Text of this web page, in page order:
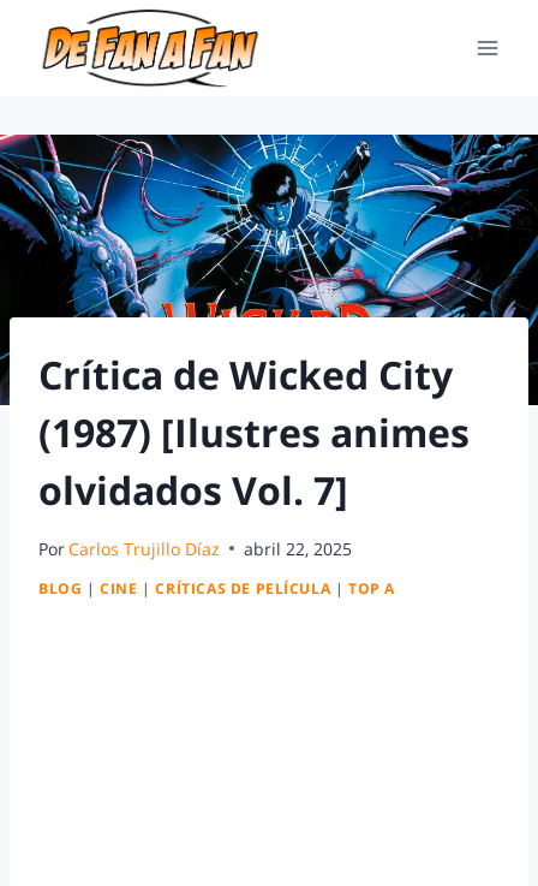
Crítica de Wicked City
(1987) [Ilustres animes
olvidados Vol. 7]
PorCarlos Trujillo Díaz abril 22, 2025
BLOG |CINE |CRÍTICAS DE PELÍCULA |TOP A